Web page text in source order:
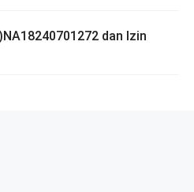
dan Izin